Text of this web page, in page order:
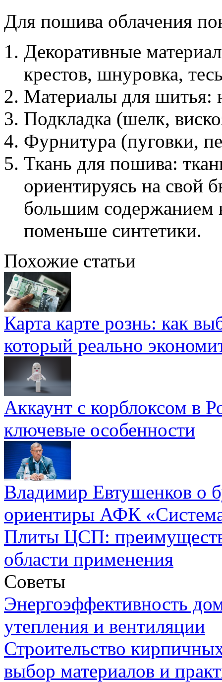
Для пошива облачения
Декоративные
крестов, шнуровка,
Материалы для шитья:
Подкладка (шелк,
Фурнитура (пуговки,
Ткань для пошива:
ориентируясь на свой
большим содержанием
поменьше синтетики.
Похожие статьи
Карта карте рознь: как
который реально
Аккаунт с корблоксом в
ключевые особенности
Владимир Евтушенков о
ориентиры АФК
Плиты ЦСП:
области применения
Советы
Энергоэффективность
утепления и вентиляции
Строительство
выбор материалов и